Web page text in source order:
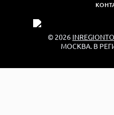
© 2026
МОСКВА. В